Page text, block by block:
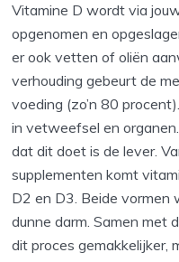
Vitamine D wordt via
opgenomen en
er ook vetten of oliën
verhouding gebeurt de
voeding (zo’n 80
in vetweefsel en
dat dit doet is de lever.
supplementen komt
D2 en D3. Beide vormen
dunne darm. Samen
dit proces gemakkelijker,